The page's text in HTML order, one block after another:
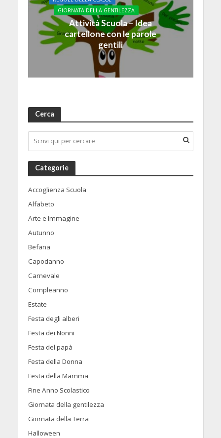
GIORNATA DELLA GENTILEZZA
Attività Scuola – Idea
cartellone con le parole
gentili
Cerca
Categorie
Accoglienza Scuola
Alfabeto
Arte e Immagine
Autunno
Befana
Capodanno
Carnevale
Compleanno
Estate
Festa degli alberi
Festa dei Nonni
Festa del papà
Festa della Donna
Festa della Mamma
Fine Anno Scolastico
Giornata della gentilezza
Giornata della Terra
Halloween